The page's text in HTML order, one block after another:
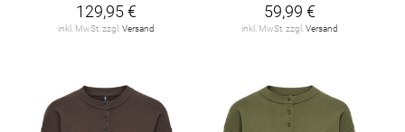
129,95 €
inkl. MwSt. zzgl. Versand
59,99 €
inkl. MwSt. zzgl. Versand